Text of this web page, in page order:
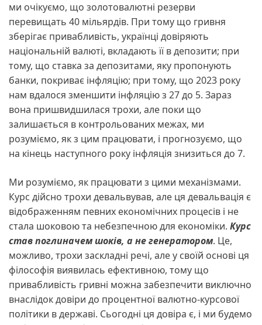
ми очікуємо, що золотовалютні резерви
перевищать 40 мільярдів. При тому що гривня
зберігає привабливість, українці довіряють
національній валюті, вкладають її в депозити; при
тому, що ставка за депозитами, яку пропонують
банки, покриває інфляцію; при тому, що 2023 року
нам вдалося зменшити інфляцію з 27 до 5. Зараз
вона пришвидшилася трохи, але поки що
залишається в контрольованих межах, ми
розуміємо, як з цим працювати, і прогнозуємо, що
на кінець наступного року інфляція знизиться до 7.
Ми розуміємо, як працювати з цими механізмами.
Курс дійсно трохи девальвував, але ця девальвація є
відображенням певних економічних процесів і не
стала шоковою та небезпечною для економіки. Курс
став поглиначем шоків, а не генератором. Це,
можливо, трохи заскладні речі, але у своїй основі ця
філософія виявилась ефективною, тому що
привабливість гривні можна забезпечити виключно
внаслідок довіри до процентної валютно-курсової
політики в державі. Сьогодні ця довіра є, і ми будемо